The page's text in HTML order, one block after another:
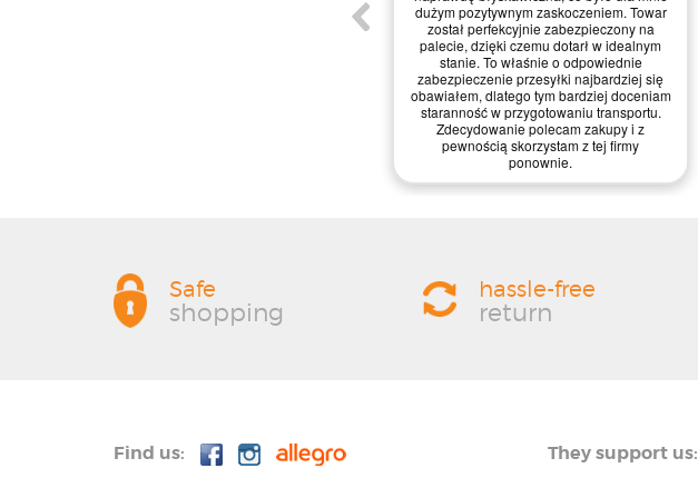
dużym pozytywnym zaskoczeniem. Towar
został perfekcyjnie zabezpieczony na
palecie, dzięki czemu dotarł w idealnym
stanie. To właśnie o odpowiednie
zabezpieczenie przesyłki najbardziej się
obawiałem, dlatego tym bardziej doceniam
staranność w przygotowaniu transportu.
Zdecydowanie polecam zakupy i z
pewnością skorzystam z tej firmy
ponownie.
Safe
shopping
hassle-free
return
They support us:
Find us: